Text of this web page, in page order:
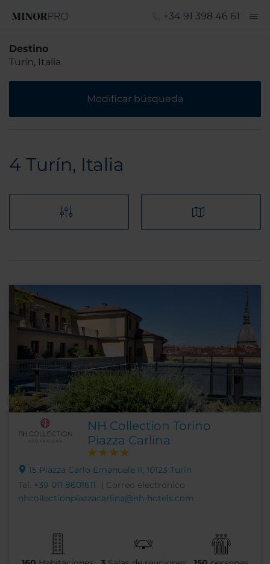
+34 91 398 46 61
Destino
Turín, Italia
Modificar búsqueda
4 Turín, Italia
NH Collection Torino
Piazza Carlina
15 Piazza Carlo Emanuele II, 10123 Turín
Tel. +39 011 8601611
| Correo electrónico
nhcollectionpiazzacarlina@nh-hotels.com